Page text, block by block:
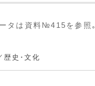
タは資料№415を参照｡
歴史･文化